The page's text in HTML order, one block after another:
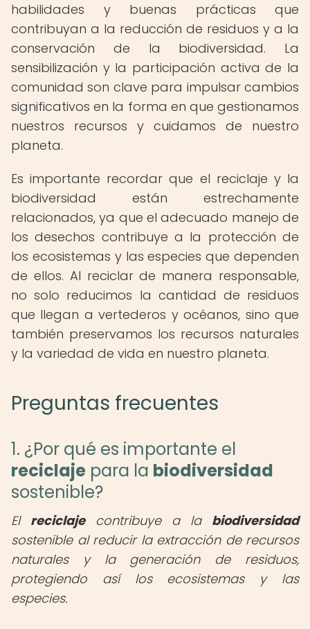
habilidades y buenas prácticas que
contribuyan a la reducción de residuos y a la
conservación de la biodiversidad. La
sensibilización y la participación activa de la
comunidad son clave para impulsar cambios
significativos en la forma en que gestionamos
nuestros recursos y cuidamos de nuestro
planeta.
Es importante recordar que el reciclaje y la
biodiversidad están estrechamente
relacionados, ya que el adecuado manejo de
los desechos contribuye a la protección de
los ecosistemas y las especies que dependen
de ellos. Al reciclar de manera responsable,
no solo reducimos la cantidad de residuos
que llegan a vertederos y océanos, sino que
también preservamos los recursos naturales
y la variedad de vida en nuestro planeta.
Preguntas frecuentes
1. ¿Por qué es importante el
reciclaje para la biodiversidad
sostenible?
El reciclajecontribuye a la biodiversidad
sostenible al reducir la extracción de recursos
naturales y la generación de residuos,
protegiendo así los ecosistemas y las
especies.